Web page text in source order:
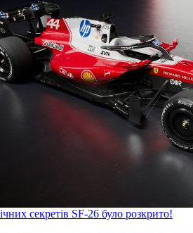
секретів SF-26 було розкрито!